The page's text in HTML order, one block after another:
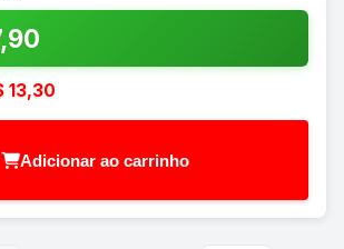
13,30
Adicionar ao carrinho